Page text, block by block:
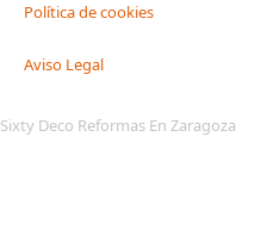
Política de cookies
Aviso Legal
Sixty Deco Reformas En Zaragoza